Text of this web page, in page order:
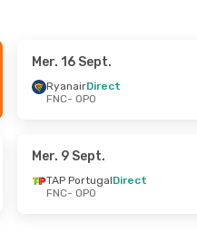
- Lun. 7 Sept.
Mer. 16 Sept.
RyanairDirect
FNC- OPO
Mer. 9 Sept.
TAP PortugalDirect
FNC- OPO